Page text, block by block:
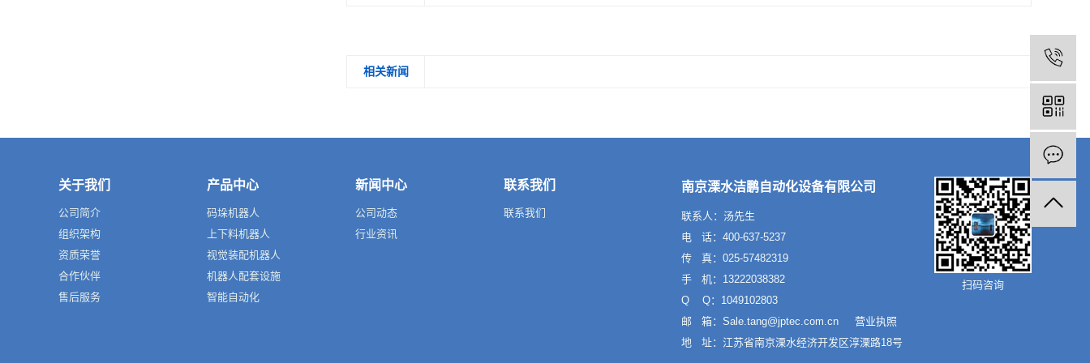
相关新闻
关于我们
公司简介
组织架构
资质荣誉
合作伙伴
售后服务
产品中心
码垛机器人
上下料机器人
视觉装配机器人
机器人配套设施
智能自动化
新闻中心
公司动态
行业资讯
联系我们
联系我们
南京溧水洁鹏自动化设备有限公司
联系人：汤先生
电 话：400-637-5237
传 真：025-57482319
手 机：13222038382
Q Q：1049102803
邮 箱：Sale.tang@jptec.com.cn 营业执照
地 址：江苏省南京溧水经济开发区淳溧路18号
扫码咨询